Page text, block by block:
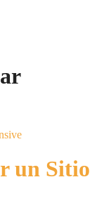
un Sitio